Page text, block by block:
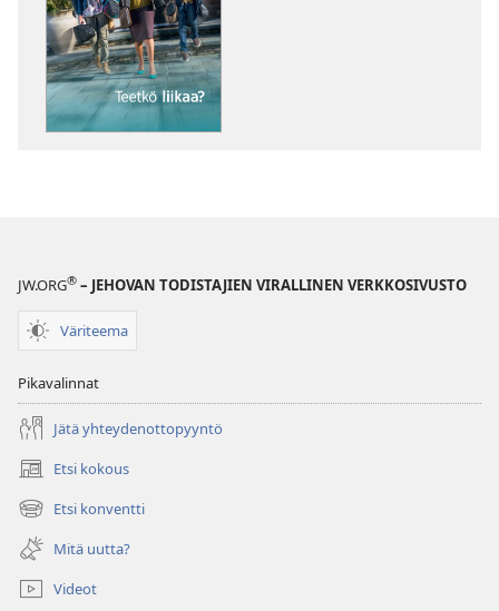
JW.ORG® – JEHOVAN TODISTAJIEN VIRALLINEN VERKKOSIVUSTO
Väriteema
Pikavalinnat
Jätä yhteydenottopyyntö
Etsi kokous
(avaa
uuden
ikkunan)
Etsi konventti
(avaa
uuden
ikkunan)
Mitä uutta?
Videot